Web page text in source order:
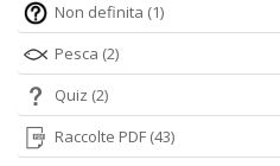
Non definita (1)
Pesca (2)
Quiz (2)
Raccolte PDF (43)